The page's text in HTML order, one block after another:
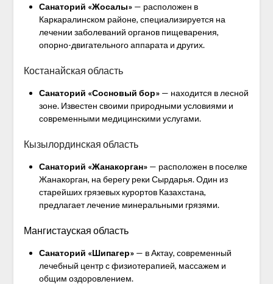
Санаторий «Жосалы»— расположен в
Каркаралинском районе, специализируется на
лечении заболеваний органов пищеварения,
опорно-двигательного аппарата и других.
Костанайская область
Санаторий «Сосновый бор»— находится в лесной
зоне. Известен своими природными условиями и
современными медицинскими услугами.
Кызылординская область
Санаторий «Жанакорган»— расположен в поселке
Жанакорган, на берегу реки Сырдарья. Один из
старейших грязевых курортов Казахстана,
предлагает лечение минеральными грязями.
Мангистауская область
Санаторий «Шипагер»— в Актау, современный
лечебный центр с физиотерапией, массажем и
общим оздоровлением.